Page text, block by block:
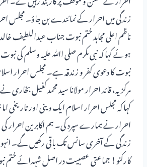
زندگی میں احرار کے نمائندے بن جاؤ۔ مجلس
ناظم اعلی مجاہد ختم نبوت جناب عبداللطیف
ہوئے کہا کہ نبی مکرم صلی اﷲ علیہ وسلم کی
نبوت کا دعوی کفر و زندقہ ہے۔ مجلس احرار
مرکزیہ، قائد احرار مولانا سید محمد کفیل
کہا کہ مجلس احرار اسلام ایک دینی اور تاریخی
احرار نے ہمارے سپرد کی۔ ہم اکابرین احرار کی
زندگی کے آخری سانس تک باقی رکھیں گے۔
کارکنو! جماعتی عصبیت در اصل شہدائے